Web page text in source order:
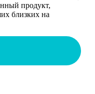
продукт,
близких на